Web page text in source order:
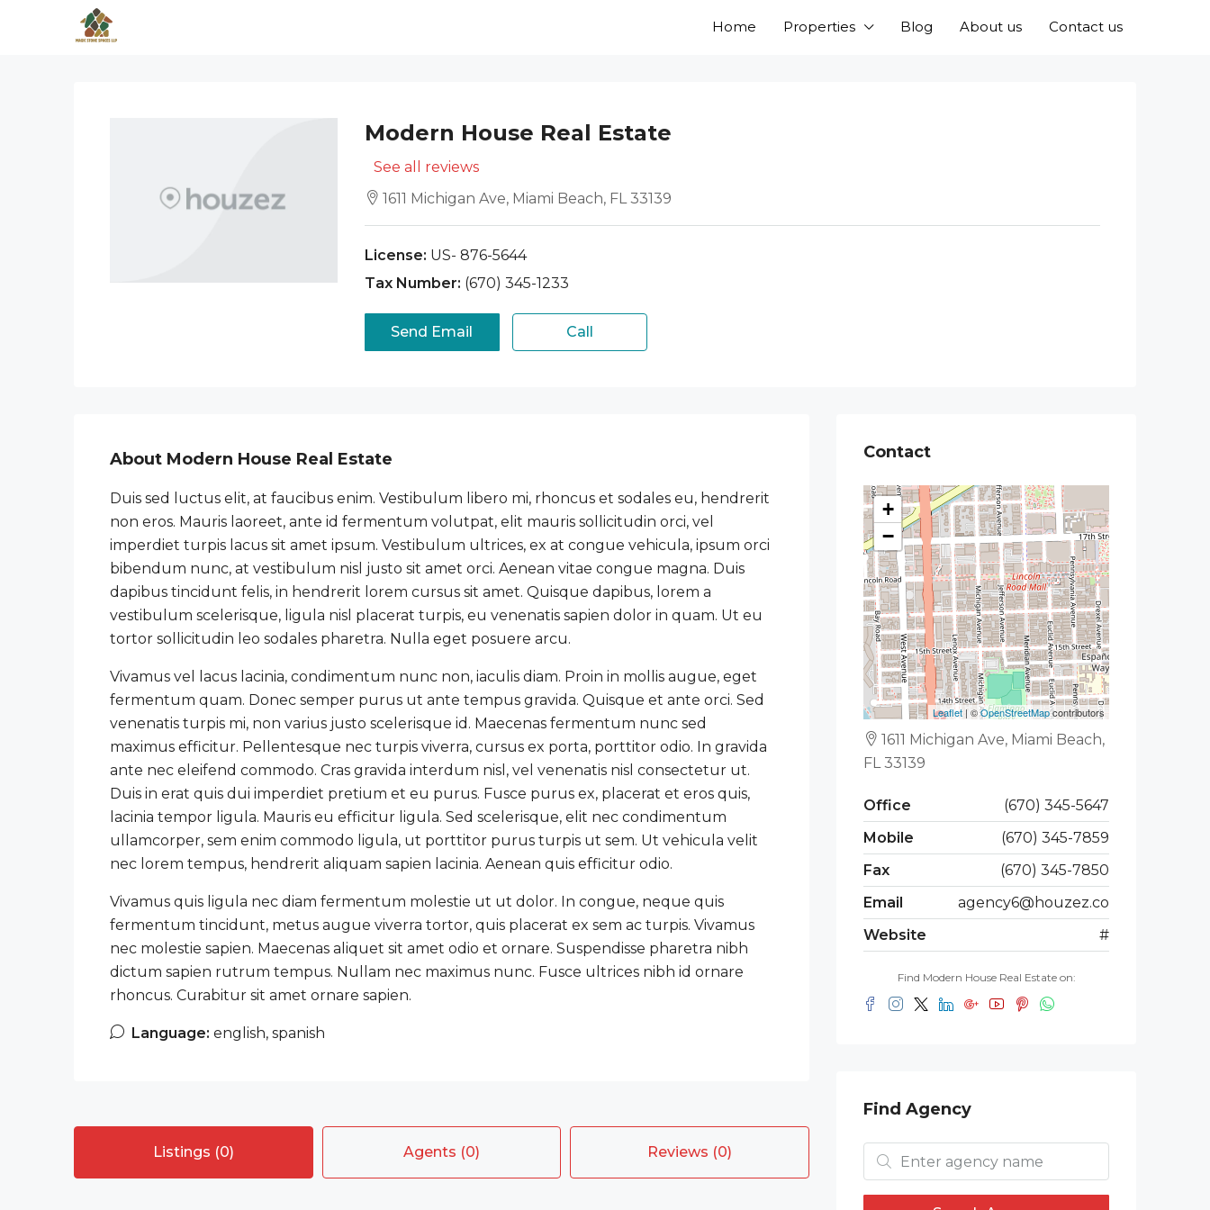
Home Properties Blog About us Contact us
Modern House Real Estate
See all reviews
1611 Michigan Ave, Miami Beach, FL 33139
License: US- 876-5644
Tax Number: (670) 345-1233
Send Email Call
About Modern House Real Estate
Duis sed luctus elit, at faucibus enim. Vestibulum libero mi, rhoncus et sodales eu, hendrerit
non eros. Mauris laoreet, ante id fermentum volutpat, elit mauris sollicitudin orci, vel
imperdiet turpis lacus sit amet ipsum. Vestibulum ultrices, ex at congue vehicula, ipsum orci
bibendum nunc, at vestibulum nisl justo sit amet orci. Aenean vitae congue magna. Duis
dapibus tincidunt felis, in hendrerit lorem cursus sit amet. Quisque dapibus, lorem a
vestibulum scelerisque, ligula nisl placerat turpis, eu venenatis sapien dolor in quam. Ut eu
tortor sollicitudin leo sodales pharetra. Nulla eget posuere arcu.
Vivamus vel lacus lacinia, condimentum nunc non, iaculis diam. Proin in mollis augue, eget
fermentum quam. Donec semper purus ut ante tempus gravida. Quisque et ante orci. Sed
venenatis turpis mi, non varius justo scelerisque id. Maecenas fermentum nunc sed
maximus efficitur. Pellentesque nec turpis viverra, cursus ex porta, porttitor odio. In gravida
ante nec eleifend commodo. Cras gravida interdum nisl, vel venenatis nisl consectetur ut.
Duis in erat quis dui imperdiet pretium et eu purus. Fusce purus ex, placerat et eros quis,
lacinia tempor ligula. Mauris eu efficitur ligula. Sed scelerisque, elit nec condimentum
ullamcorper, sem enim commodo ligula, ut porttitor purus turpis ut sem. Ut vehicula velit
nec lorem tempus, hendrerit aliquam sapien lacinia. Aenean quis efficitur odio.
Vivamus quis ligula nec diam fermentum molestie ut ut dolor. In congue, neque quis
fermentum tincidunt, metus augue viverra tortor, quis placerat ex sem ac turpis. Vivamus
nec molestie sapien. Maecenas aliquet sit amet odio et ornare. Suspendisse pharetra nibh
dictum sapien rutrum tempus. Nullam nec maximus nunc. Fusce ultrices nibh id ornare
rhoncus. Curabitur sit amet ornare sapien.
Language: english, spanish
Listings (0) Agents (0) Reviews (0)
Contact
+
−
Leaflet | ©OpenStreetMapcontributors
1611 Michigan Ave, Miami Beach,
FL 33139
Office
(670) 345-5647
Mobile
(670) 345-7859
Fax
(670) 345-7850
Email
agency6@houzez.co
Website
#
Find Modern House Real Estate on:
Find Agency